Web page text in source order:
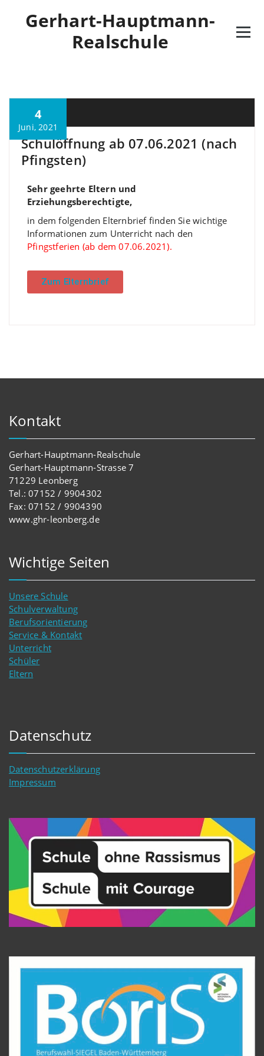
Gerhart-Hauptmann-
Realschule
4
Juni, 2021
M. Özkan
Schulöffnung ab 07.06.2021 (nach
Pfingsten)
Sehr geehrte Eltern und
Erziehungsberechtigte,
in dem folgenden Elternbrief finden Sie wichtige
Informationen zum Unterricht nach den
Pfingstferien (ab dem 07.06.2021).
Zum Elternbrief
Kontakt
Gerhart-Hauptmann-Realschule
Gerhart-Hauptmann-Strasse 7
71229 Leonberg
Tel.: 07152 / 9904302
Fax: 07152 / 9904390
www.ghr-leonberg.de
Wichtige Seiten
Unsere Schule
Schulverwaltung
Berufsorientierung
Service & Kontakt
Unterricht
Schüler
Eltern
Datenschutz
Datenschutzerklärung
Impressum